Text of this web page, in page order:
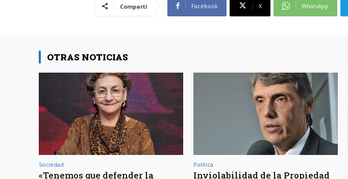
Compartí Facebook X WhatsApp
OTRAS NOTICIAS
Sociedad
«Tenemos que defender la
Política
Inviolabilidad de la Propiedad